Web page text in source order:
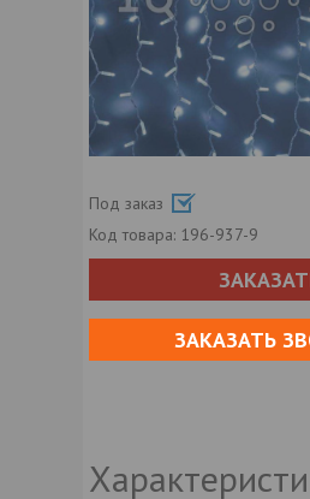
Под заказ
Код товара: 196-937-9
ЗАКАЗАТЬ